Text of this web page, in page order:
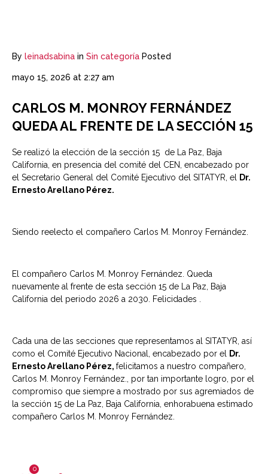
By leinadsabina in Sin categoría Posted
mayo 15, 2026 at 2:27 am
CARLOS M. MONROY FERNÁNDEZ
QUEDA AL FRENTE DE LA SECCIÓN 15
Se realizó la elección de la sección 15 de La Paz, Baja
California, en presencia del comité del CEN, encabezado por
el Secretario General del Comité Ejecutivo del SITATYR, el
Dr.
Ernesto Arellano Pérez.
Siendo reelecto el compañero Carlos M. Monroy Fernández.
El compañero Carlos M. Monroy Fernández. Queda
nuevamente al frente de esta sección 15 de La Paz, Baja
California del periodo 2026 a 2030. Felicidades .
Cada una de las secciones que representamos al SITATYR, así
como el Comité Ejecutivo Nacional, encabezado por el
Dr.
Ernesto Arellano Pérez, felicitamos a nuestro compañero,
Carlos M. Monroy Fernández., por tan importante logro, por el
compromiso que siempre a mostrado por sus agremiados de
la sección 15 de La Paz, Baja California, enhorabuena estimado
compañero Carlos M. Monroy Fernández.
0